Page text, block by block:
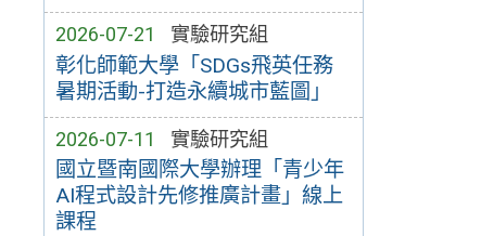
2026-07-21 實驗研究組
彰化師範大學「SDGs飛英任務
暑期活動-打造永續城市藍圖」
2026-07-11 實驗研究組
國立暨南國際大學辦理「青少年
AI程式設計先修推廣計畫」線上
課程